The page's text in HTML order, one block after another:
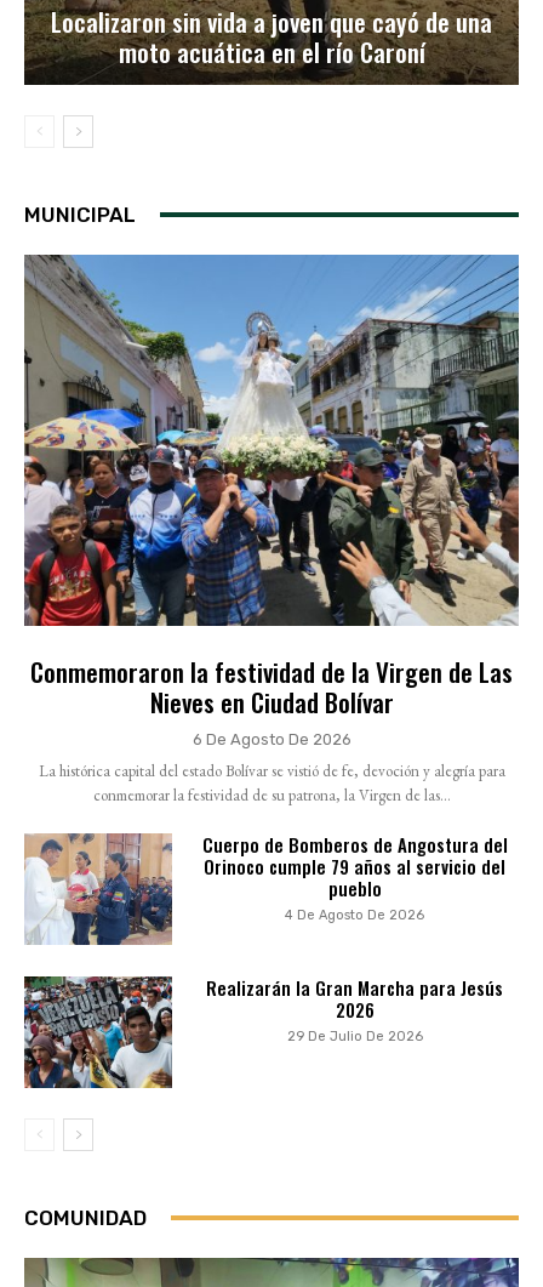
Localizaron sin vida a joven que cayó de una
moto acuática en el río Caroní
MUNICIPAL
Conmemoraron la festividad de la Virgen de Las
Nieves en Ciudad Bolívar
6 De Agosto De 2026
La histórica capital del estado Bolívar se vistió de fe, devoción y alegría para
conmemorar la festividad de su patrona, la Virgen de las...
Cuerpo de Bomberos de Angostura del
Orinoco cumple 79 años al servicio del
pueblo
4 De Agosto De 2026
Realizarán la Gran Marcha para Jesús
2026
29 De Julio De 2026
COMUNIDAD